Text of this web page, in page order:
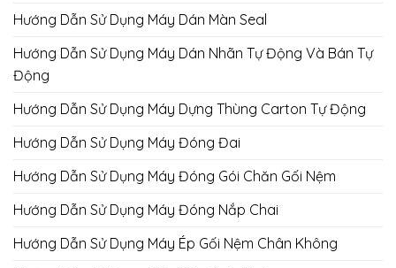
Hướng Dẫn Sử Dụng Máy Dán Màn Seal
Hướng Dẫn Sử Dụng Máy Dán Nhãn Tự Động Và Bán Tự
Động
Hướng Dẫn Sử Dụng Máy Dựng Thùng Carton Tự Động
Hướng Dẫn Sử Dụng Máy Đóng Đai
Hướng Dẫn Sử Dụng Máy Đóng Gói Chăn Gối Nệm
Hướng Dẫn Sử Dụng Máy Đóng Nắp Chai
Hướng Dẫn Sử Dụng Máy Ép Gối Nệm Chân Không